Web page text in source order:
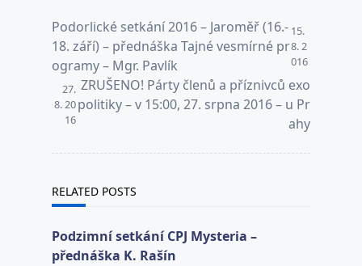
<span
class="nav-
subtitle
screen-
reader-
text">Page</span>
Podorlické setkání 2016 – Jaroměř (16.-
18. září) – přednáška Tajné vesmírné pr
ogramy – Mgr. Pavlík
15.
8. 2
016
ZRUŠENO! Párty členů a příznivců exo
politiky – v 15:00, 27. srpna 2016 – u Pr
ahy
27.
8. 20
16
RELATED POSTS
Podzimní setkání CPJ Mysteria –
přednáška K. Rašín